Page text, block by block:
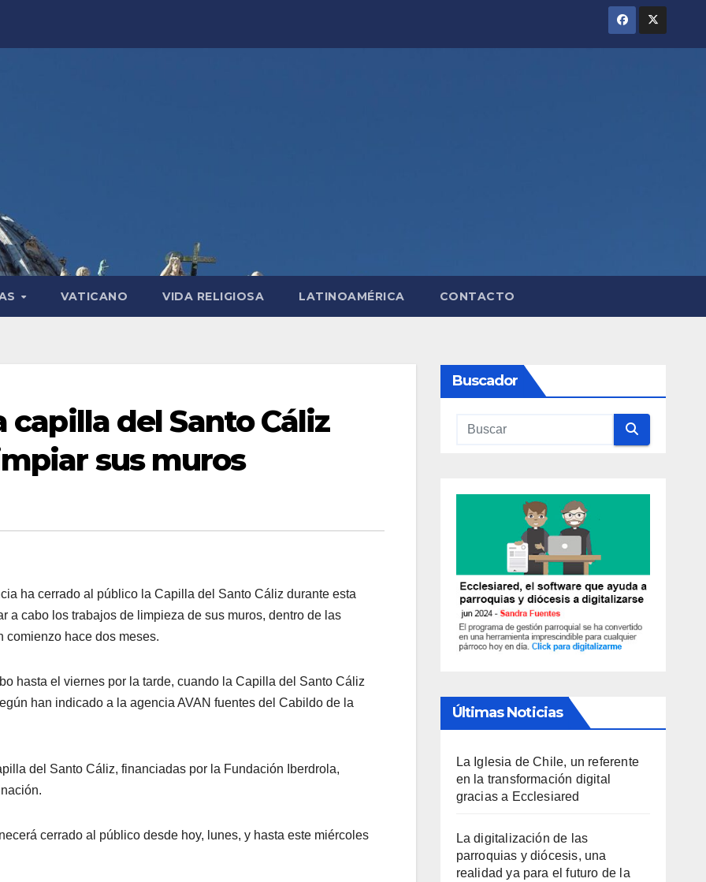
VATICANO VIDA RELIGIOSA LATINOAMÉRICA CONTACTO
capilla del Santo Cáliz
sus muros
ha cerrado al público la Capilla del Santo Cáliz durante esta
a cabo los trabajos de limpieza de sus muros, dentro de las
comienzo hace dos meses.
hasta el viernes por la tarde, cuando la Capilla del Santo Cáliz
han indicado a la agencia AVAN fuentes del Cabildo de la
del Santo Cáliz, financiadas por la Fundación Iberdrola,
cerrado al público desde hoy, lunes, y hasta este miércoles
Buscador
Últimas Noticias
La Iglesia de Chile, un referente
en la transformación digital
gracias a Ecclesiared
La digitalización de las
parroquias y diócesis, una
realidad ya para el futuro de la